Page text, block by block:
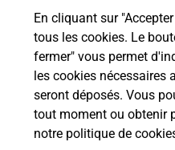
En cliquant sur
tous les cookies. Le
fermer" vous permet
les cookies nécessaires
seront déposés. Vous
tout moment ou obtenir
notre politique de
Localiser Liste Moselle